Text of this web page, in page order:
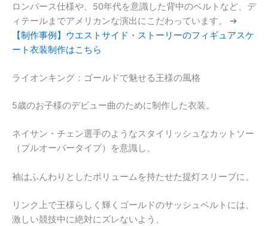
ロンパース仕様や、50年代を意識した背中のベルトなど、デ
ィテールまでアメリカンな演出にこだわっています。 ➔
【制作事例】ウエストサイド・ストーリーのフィギュアスケ
ート衣装制作はこちら
ライオンキング：ゴールドで魅せる王様の風格
5歳のお子様のデビュー曲のために制作した衣装。
ネイサン・チェン選手のようなスタイリッシュなカットソー
（プルオーバータイプ）を意識し、
袖はふんわりとしたボリュームを持たせた提灯スリーブに。
リンク上で王様らしく輝くゴールドのサッシュベルトには、
激しい競技中に絶対にズレないよう、